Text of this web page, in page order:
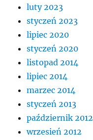
luty 2023
styczeń 2023
lipiec 2020
styczeń 2020
listopad 2014
lipiec 2014
marzec 2014
styczeń 2013
październik 2012
wrzesień 2012